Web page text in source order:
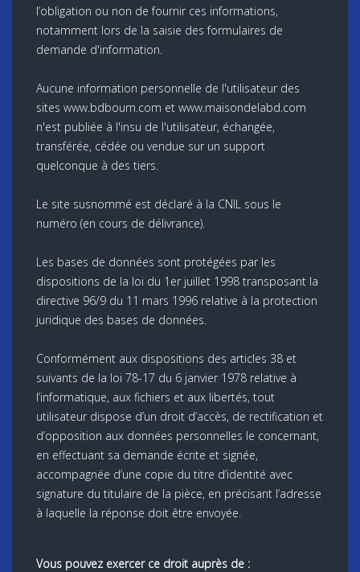
l’obligation ou non de fournir ces informations,
notamment lors de la saisie des formulaires de
demande d'information.
Aucune information personnelle de l'utilisateur des
sites www.bdboum.com et www.maisondelabd.com
n'est publiée à l'insu de l'utilisateur, échangée,
transférée, cédée ou vendue sur un support
quelconque à des tiers.
Le site susnommé est déclaré à la CNIL sous le
numéro (en cours de délivrance).
Les bases de données sont protégées par les
dispositions de la loi du 1er juillet 1998 transposant la
directive 96/9 du 11 mars 1996 relative à la protection
juridique des bases de données.
Conformément aux dispositions des articles 38 et
suivants de la loi 78-17 du 6 janvier 1978 relative à
l’informatique, aux fichiers et aux libertés, tout
utilisateur dispose d’un droit d’accès, de rectification et
d’opposition aux données personnelles le concernant,
en effectuant sa demande écrite et signée,
accompagnée d’une copie du titre d’identité avec
signature du titulaire de la pièce, en précisant l’adresse
à laquelle la réponse doit être envoyée.
Vous pouvez exercer ce droit auprès de :